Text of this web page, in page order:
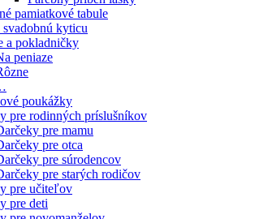
pamiatkové tabule
kyticu
a pokladničky
peniaze
poukážky
pre rodinných príslušníkov
pre mamu
pre otca
pre súrodencov
pre starých rodičov
pre učiteľov
pre deti